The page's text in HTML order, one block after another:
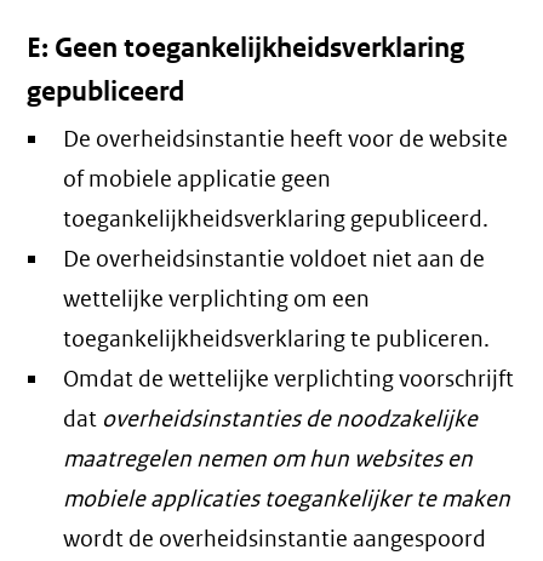
E: Geen toegankelijkheidsverklaring
gepubliceerd
De overheidsinstantie heeft voor de website
of mobiele applicatie geen
toegankelijkheidsverklaring gepubliceerd.
De overheidsinstantie voldoet niet aan de
wettelijke verplichting om een
toegankelijkheidsverklaring te publiceren.
Omdat de wettelijke verplichting voorschrijft
dat overheidsinstanties de noodzakelijke
maatregelen nemen om hun websites en
mobiele applicaties toegankelijker te maken
wordt de overheidsinstantie aangespoord